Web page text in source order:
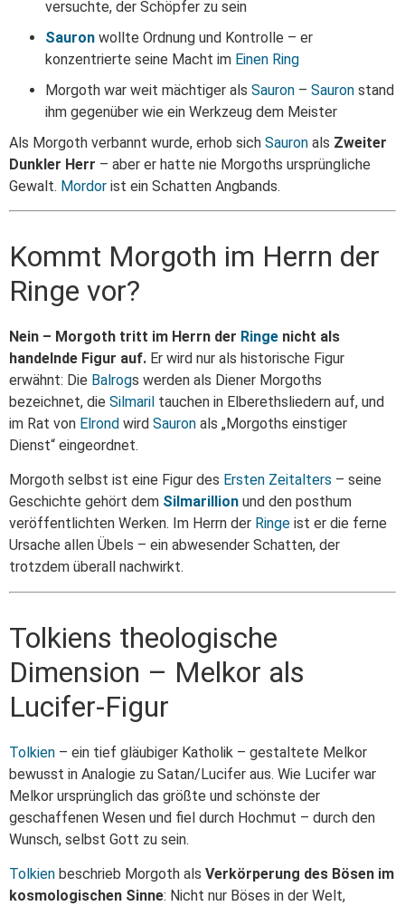
versuchte, der Schöpfer zu sein
Sauron wollte Ordnung und Kontrolle – er
konzentrierte seine Macht im Einen Ring
Morgoth war weit mächtiger als Sauron – Sauron stand
ihm gegenüber wie ein Werkzeug dem Meister
Als Morgoth verbannt wurde, erhob sich Sauron als Zweiter
Dunkler Herr – aber er hatte nie Morgoths ursprüngliche
Gewalt. Mordor ist ein Schatten Angbands.
Kommt Morgoth im Herrn der
Ringe vor?
Nein – Morgoth tritt im Herrn der Ringe nicht als
handelnde Figur auf. Er wird nur als historische Figur
erwähnt: Die Balrogs werden als Diener Morgoths
bezeichnet, die Silmaril tauchen in Elberethsliedern auf, und
im Rat von Elrond wird Sauron als „Morgoths einstiger
Dienst“ eingeordnet.
Morgoth selbst ist eine Figur des Ersten Zeitalters – seine
Geschichte gehört dem Silmarillion und den posthum
veröffentlichten Werken. Im Herrn der Ringe ist er die ferne
Ursache allen Übels – ein abwesender Schatten, der
trotzdem überall nachwirkt.
Tolkiens theologische
Dimension – Melkor als
Lucifer-Figur
Tolkien – ein tief gläubiger Katholik – gestaltete Melkor
bewusst in Analogie zu Satan/Lucifer aus. Wie Lucifer war
Melkor ursprünglich das größte und schönste der
geschaffenen Wesen und fiel durch Hochmut – durch den
Wunsch, selbst Gott zu sein.
Tolkien beschrieb Morgoth als Verkörperung des Bösen im
kosmologischen Sinne: Nicht nur Böses in der Welt,